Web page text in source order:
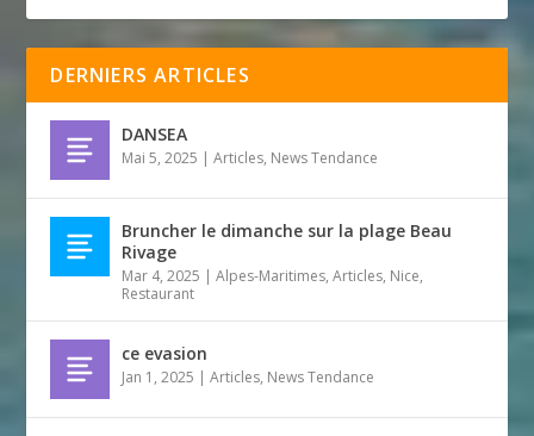
DERNIERS ARTICLES
DANSEA
Mai 5, 2025 |Articles, News Tendance
Bruncher le dimanche sur la plage Beau
Rivage
Mar 4, 2025 |Alpes-Maritimes,Articles, Nice,
Restaurant
ce evasion
Jan 1, 2025 |Articles, News Tendance